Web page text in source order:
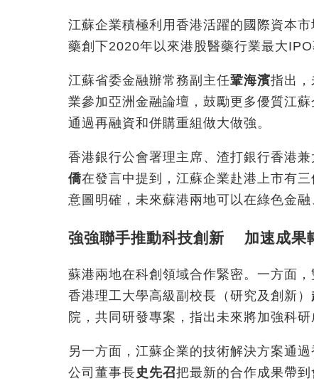
江蘇企業積極利用香港活躍的國際資本
藥創下2020年以來港股醫藥行業最大IPO
江蘇省委金融辦常務副主任鞏海濱指出
業參加亞洲金融論壇，鼓勵更多優質江
通過再融資和併購重組做大做強。
香港銀行公會署理主席、渣打銀行香港
僑在發言中提到，江蘇企業赴港上市有
意圖明確，未來蘇港兩地可以在綠色金
強強聯手推動科技創新 加速成果
蘇港兩地在科創領域合作緊密。一方面
香港理工大學高級副校長（研究及創新）
院，共同研發專案，指出未來將加強科
另一方面，江蘇企業的技術解決方案通
公司董事長史先召把最新的合作成果帶